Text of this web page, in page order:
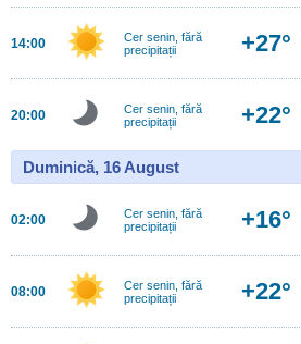
14:00
Cer senin, fără
precipitații
+27°
20:00
Cer senin, fără
precipitații
+22°
Duminică, 16 August
02:00
Cer senin, fără
precipitații
+16°
08:00
Cer senin, fără
precipitații
+22°